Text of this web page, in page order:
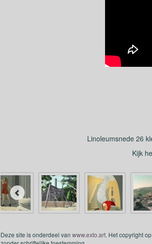
Linoleumsnede 26
Kijk
Deze site is onderdeel van www.exto.art. Het copyright